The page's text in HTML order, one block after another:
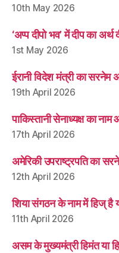
10th May 2026
‘अप्प दीपो भव’ में दीप का अर्थ
1st May 2026
ईरानी विदेश मंत्री का सरनेम
19th April 2026
पाकिस्तानी सेनाध्यक्ष का
17th April 2026
अमेरिकी उपराष्ट्रपति का
12th April 2026
शिया संगठन के नाम में हिज् है
11th April 2026
असम के मुख्यमंत्री हिमंत या